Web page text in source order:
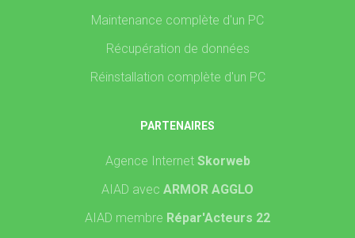
Maintenance complète d'un PC
Récupération de données
Réinstallation complète d'un PC
PARTENAIRES
Agence Internet Skorweb
AIAD avec ARMOR AGGLO
AIAD membre Répar'Acteurs 22